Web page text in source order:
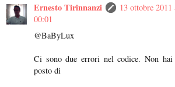
Ernesto Tirinnanzi
13 ottobre 2011
00:01
@BaByLux
Ci sono due errori nel codice. Non
posto di